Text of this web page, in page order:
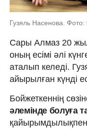
Гузяль Насенова.
Сары Алмаз 20
оның есімі әлі
аталып келеді.
айырылған күнді
Бойжеткеннің
әлемінде болуға